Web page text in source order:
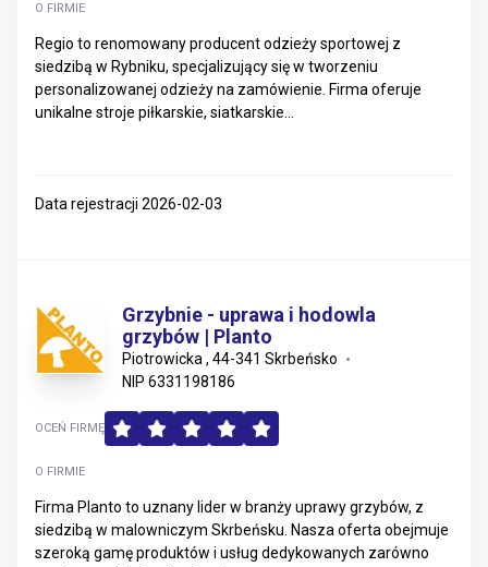
O FIRMIE
Regio to renomowany producent odzieży sportowej z
siedzibą w Rybniku, specjalizujący się w tworzeniu
personalizowanej odzieży na zamówienie. Firma oferuje
unikalne stroje piłkarskie, siatkarskie...
Data rejestracji 2026-02-03
Grzybnie - uprawa i hodowla
grzybów | Planto
Piotrowicka , 44-341 Skrbeńsko
NIP 6331198186
O FIRMIE
Firma Planto to uznany lider w branży uprawy grzybów, z
siedzibą w malowniczym Skrbeńsku. Nasza oferta obejmuje
szeroką gamę produktów i usług dedykowanych zarówno
OCEŃ FIRMĘ